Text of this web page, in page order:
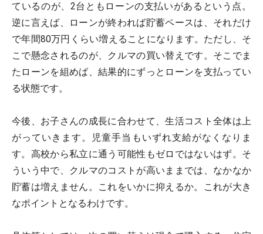
ているのが、2台ともローンの支払いがあるという点。
逆に言えば、ローンが終われば貯蓄ペースは、それだけ
で年間80万円くらい増えることになります。ただし、そ
こで懸念されるのが、クルマの買い替えです。そこでま
たローンを組めば、結果的にずっとローンを支払ってい
る状態です。
今後、お子さんの成長に合わせて、生活コスト全体は上
がっていきます。児童手当もいずれ支給がなくなりま
す。高校から私立に通う可能性もゼロではないはず。そ
ういう中で、クルマのコストが高いままでは、なかなか
貯蓄は増えません。これをいかに抑えるか。これが大き
なポイントとなるわけです。